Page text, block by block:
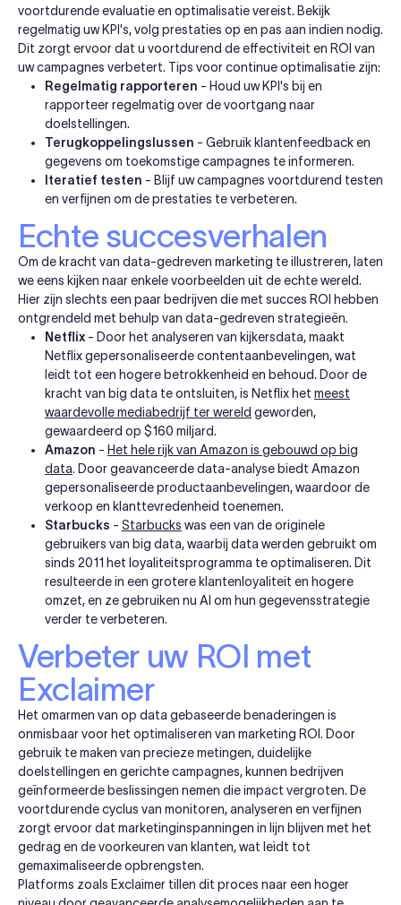
voortdurende evaluatie en optimalisatie vereist. Bekijk
regelmatig uw KPI's, volg prestaties op en pas aan indien nodig.
Dit zorgt ervoor dat u voortdurend de effectiviteit en ROI van
uw campagnes verbetert. Tips voor continue optimalisatie zijn:
Regelmatig rapporteren - Houd uw KPI's bij en
rapporteer regelmatig over de voortgang naar
doelstellingen.
Terugkoppelingslussen - Gebruik klantenfeedback en
gegevens om toekomstige campagnes te informeren.
Iteratief testen - Blijf uw campagnes voortdurend testen
en verfijnen om de prestaties te verbeteren.
Echte succesverhalen
Om de kracht van data-gedreven marketing te illustreren, laten
we eens kijken naar enkele voorbeelden uit de echte wereld.
Hier zijn slechts een paar bedrijven die met succes ROI hebben
ontgrendeld met behulp van data-gedreven strategieën.
Netflix - Door het analyseren van kijkersdata, maakt
Netflix gepersonaliseerde contentaanbevelingen, wat
leidt tot een hogere betrokkenheid en behoud. Door de
kracht van big data te ontsluiten, is Netflix het meest
waardevolle mediabedrijf ter wereld geworden,
gewaardeerd op $160 miljard.
Amazon - Het hele rijk van Amazon is gebouwd op big
data. Door geavanceerde data-analyse biedt Amazon
gepersonaliseerde productaanbevelingen, waardoor de
verkoop en klanttevredenheid toenemen.
Starbucks - Starbucks was een van de originele
gebruikers van big data, waarbij data werden gebruikt om
sinds 2011 het loyaliteitsprogramma te optimaliseren. Dit
resulteerde in een grotere klantenloyaliteit en hogere
omzet, en ze gebruiken nu AI om hun gegevensstrategie
verder te verbeteren.
Verbeter uw ROI met
Exclaimer
Het omarmen van op data gebaseerde benaderingen is
onmisbaar voor het optimaliseren van marketing ROI. Door
gebruik te maken van precieze metingen, duidelijke
doelstellingen en gerichte campagnes, kunnen bedrijven
geïnformeerde beslissingen nemen die impact vergroten. De
voortdurende cyclus van monitoren, analyseren en verfijnen
zorgt ervoor dat marketinginspanningen in lijn blijven met het
gedrag en de voorkeuren van klanten, wat leidt tot
gemaximaliseerde opbrengsten.
Platforms zoals Exclaimer tillen dit proces naar een hoger